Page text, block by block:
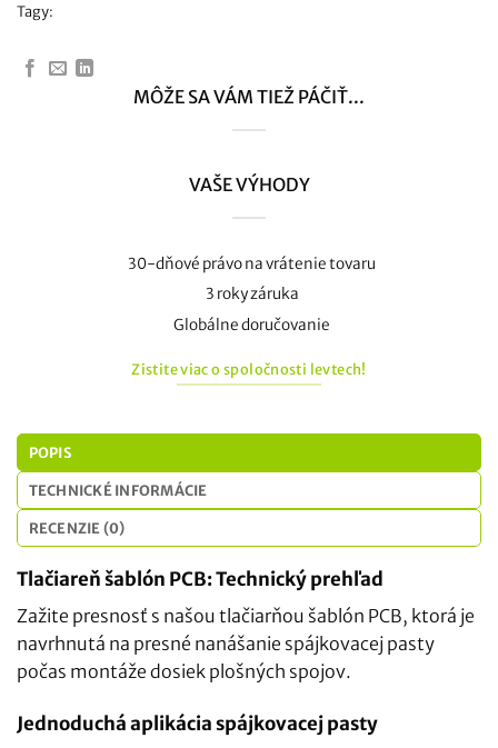
Tagy:
MÔŽE SA VÁM TIEŽ PÁČIŤ...
VAŠE VÝHODY
30-dňové právo na vrátenie tovaru
3 roky záruka
Globálne doručovanie
Zistite viac o spoločnosti levtech!
POPIS
TECHNICKÉ INFORMÁCIE
RECENZIE (0)
Tlačiareň šablón PCB: Technický prehľad
Zažite presnosť s našou tlačiarňou šablón PCB, ktorá je
navrhnutá na presné nanášanie spájkovacej pasty
počas montáže dosiek plošných spojov.
Jednoduchá aplikácia spájkovacej pasty